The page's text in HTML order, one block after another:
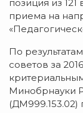
позиция из
приема на
По
советов за
Минобрнауки
(ДМ999.153.02)